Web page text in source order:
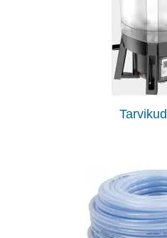
Tarvikud